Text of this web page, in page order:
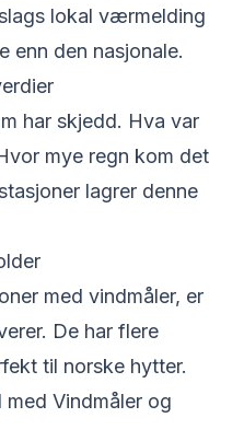
lokal værmelding
enn den nasjonale.
har skjedd. Hva var
mye regn kom det
lagrer denne
med vindmåler, er
De har flere
til norske hytter.
Vindmåler og